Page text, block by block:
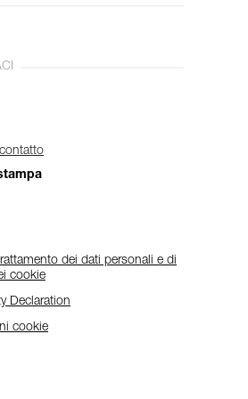
dei dati personali e di
cookie
Declaration
cookie